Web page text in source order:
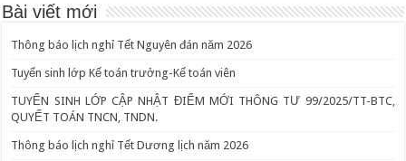
Bài viết mới
Thông báo lịch nghỉ Tết Nguyên đán năm 2026
Tuyển sinh lớp Kế toán trưởng-Kế toán viên
TUYỂN SINH LỚP CẬP NHẬT ĐIỂM MỚI THÔNG TƯ 99/2025/TT-BTC,
QUYẾT TOÁN TNCN, TNDN.
Thông báo lịch nghỉ Tết Dương lịch năm 2026